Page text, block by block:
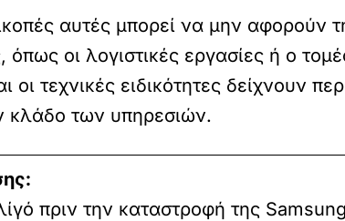
αυτές μπορεί να μην αφορούν
όπως οι λογιστικές εργασίες ή ο
οι τεχνικές ειδικότητες δείχνουν
κλάδο των υπηρεσιών.
πριν την καταστροφή της Samsung